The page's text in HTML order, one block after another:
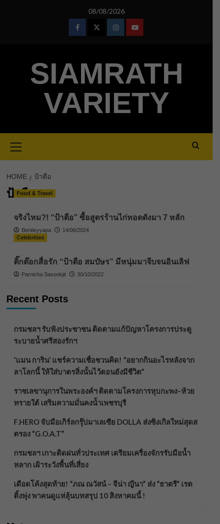
08/08/2026
FacebookTwitterInstagramYoutube
SIAMRATH
VARIETY
Menu
HOME ป้าตือ
ป้าตือ
Food & Travel
จริงไหม?! “ป้าตือ” ซื้อสูตรร้านไก่ทอดดังมา 7 หลัก
Bentleyyapa
14/06/2024
Celebrities
ติ๊กต๊อกสื่อรัก “ป้าตือ สมบัษร” มีหนุ่มมาจีบจนอินเลิฟ
Parnicha Sasookjit 30/10/2022
Recent Posts
กรมชลฯ รับฟังประชาชน ติดตามแก้ปัญหาโครงการประตู
ระบายน้ำศรีสองรักฯ
‘แมน การิน’ แชร์ความเชื่อชวนคิด! “อยากกินอะไรหลังจาก
ลาโลกนี้ ให้ใส่บาตรสิ่งนั้นไว้ตอนยังมีชีวิต”
ราชเลขานุการในพระองค์ฯ ติดตามโครงการหุบกะพง–ห้วย
ทรายใต้ เสริมความมั่นคงน้ำเพชรบุรี
F.HERO จับมือเกิร์ลกรุ๊ปมาเลเซีย DOLLA ส่งซิงเกิลใหม่สุดส
ตรอง “G.O.A.T”
กรมชลฯ เกาะติดฝนทั่วประเทศ เตรียมเครื่องจักรรับมือน้ำ
หลาก เฝ้าระวังพื้นที่เสี่ยง
เดือดโค้งสุดท้าย! “ภณ ณวัสน์ – จีน่า ญีนา” ส่ง “ธาตรี” เรต
ติ้งพุ่ง พาคนดูแห่ลุ้นบทสรุป 10 สิงหาคมนี้ !